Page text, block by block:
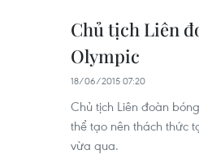
Chủ tịch Liên
Olympic
18/06/2015 07:20
Chủ tịch Liên đoàn
thể tạo nên thách thức
vừa qua.